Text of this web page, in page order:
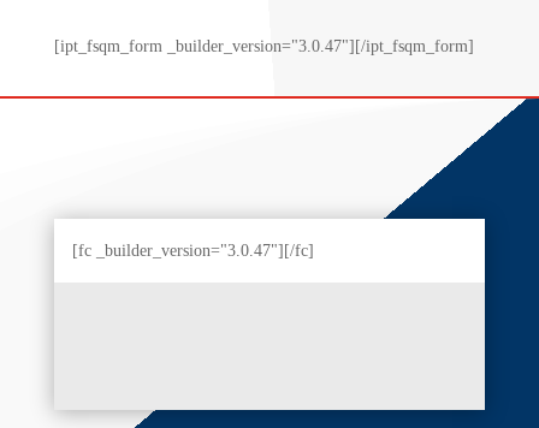
[ipt_fsqm_form _builder_version="3.0.47"][/ipt_fsqm_form]
[fc _builder_version="3.0.47"][/fc]